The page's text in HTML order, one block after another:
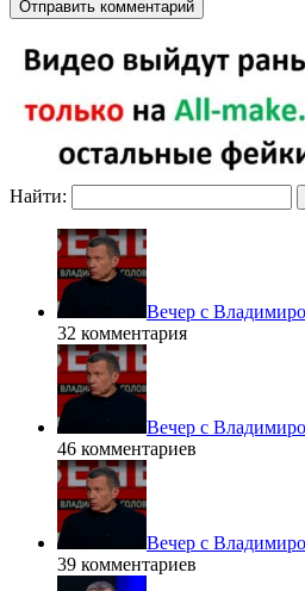
Найти:
Вечер с
32 комментария
Вечер с
46 комментариев
Вечер с
39 комментариев